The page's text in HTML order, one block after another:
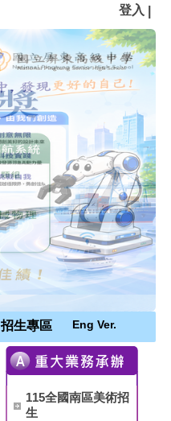
登入
招生專區 Eng Ver.
115全國南區美術招
生